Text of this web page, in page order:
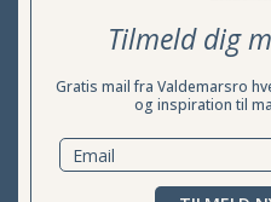
Tilmeld dig
Gratis mail fra Valdemarsro
og inspiration til